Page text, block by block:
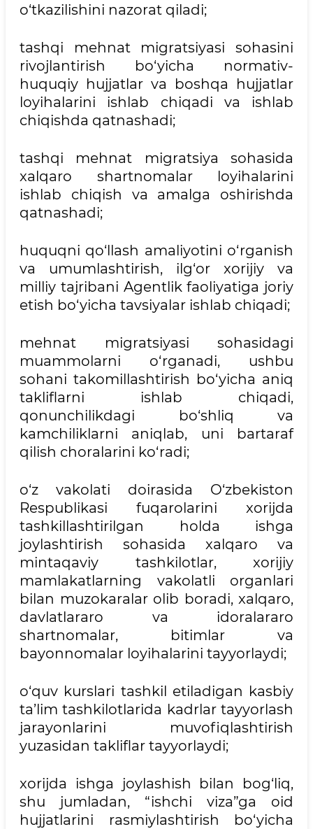
o‘tkazilishini nazorat qiladi;
tashqi mehnat migratsiyasi sohasini
rivojlantirish bo‘yicha normativ-
huquqiy hujjatlar va boshqa hujjatlar
loyihalarini ishlab chiqadi va ishlab
chiqishda qatnashadi;
tashqi mehnat migratsiya sohasida
xalqaro shartnomalar loyihalarini
ishlab chiqish va amalga oshirishda
qatnashadi;
huquqni qo‘llash amaliyotini o‘rganish
va umumlashtirish, ilg‘or xorijiy va
milliy tajribani Agentlik faoliyatiga joriy
etish bo‘yicha tavsiyalar ishlab chiqadi;
mehnat migratsiyasi sohasidagi
muammolarni o‘rganadi, ushbu
sohani takomillashtirish bo‘yicha aniq
takliflarni ishlab chiqadi,
qonunchilikdagi bo‘shliq va
kamchiliklarni aniqlab, uni bartaraf
qilish choralarini ko‘radi;
o‘z vakolati doirasida O‘zbekiston
Respublikasi fuqarolarini xorijda
tashkillashtirilgan holda ishga
joylashtirish sohasida xalqaro va
mintaqaviy tashkilotlar, xorijiy
mamlakatlarning vakolatli organlari
bilan muzokaralar olib boradi, xalqaro,
davlatlararo va idoralararo
shartnomalar, bitimlar va
bayonnomalar loyihalarini tayyorlaydi;
o‘quv kurslari tashkil etiladigan kasbiy
ta’lim tashkilotlarida kadrlar tayyorlash
jarayonlarini muvofiqlashtirish
yuzasidan takliflar tayyorlaydi;
xorijda ishga joylashish bilan bog‘liq,
shu jumladan, “ishchi viza”ga oid
hujjatlarini rasmiylashtirish bo‘yicha